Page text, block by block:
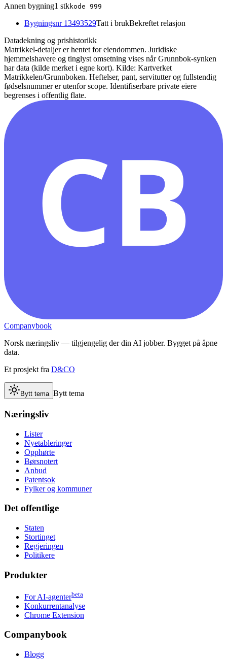
Annen bygning1 stkkode 999
Bygningsnr 13493529Tatt i brukBekreftet relasjon
Datadekning og prishistorikk
Matrikkel-detaljer er hentet for eiendommen. Juridiske
hjemmelshavere og tinglyst omsetning vises når Grunnbok-synken
har data (kilde merket i egne kort). Kilde: Kartverket
Matrikkelen/Grunnboken. Heftelser, pant, servitutter og fullstendig
fødselsnummer er utenfor scope. Identifiserbare private eiere
begrenses i offentlig flate.
CB
Companybook
Norsk næringsliv — tilgjengelig der din AI jobber. Bygget på åpne
data.
Et prosjekt fra D&CO
Bytt tema Bytt tema
Næringsliv
Lister
Nyetableringer
Opphørte
Børsnotert
Anbud
Patentsok
Fylker og kommuner
Det offentlige
Staten
Stortinget
Regjeringen
Politikere
Produkter
For AI-agenterbeta
Konkurrentanalyse
Chrome Extension
Companybook
Blogg